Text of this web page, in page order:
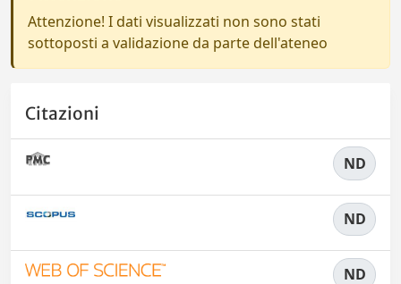
Attenzione! I dati visualizzati non sono stati
sottoposti a validazione da parte dell'ateneo
Citazioni
ND
ND
ND